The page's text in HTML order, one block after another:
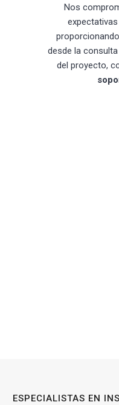
Nos
desde la
del proyecto,
ESPECIALISTAS EN